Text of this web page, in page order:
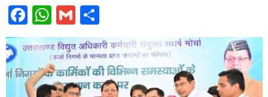
Facebook
WhatsApp
Gmail